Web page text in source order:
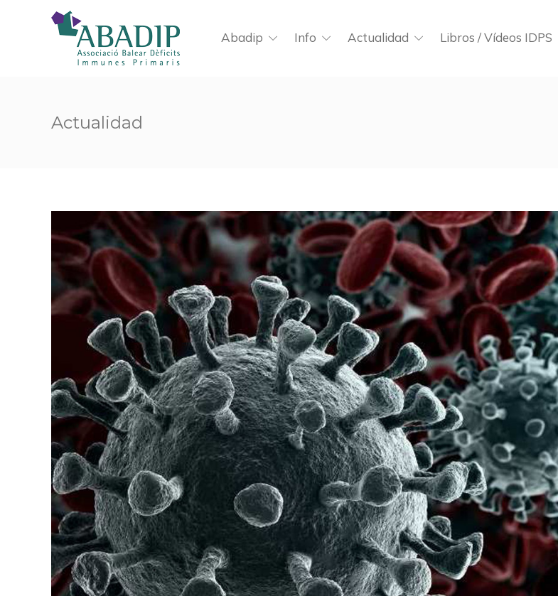
Abadip Info Actualidad Libros / Vídeos IDPS
Actualidad